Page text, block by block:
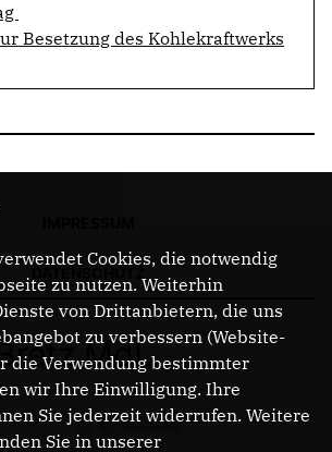
Besetzung des Kohlekraftwerks
MdL
Cookies, die notwendig
zu nutzen. Weiterhin
von Drittanbietern, die uns
zu verbessern (Website-
die Verwendung bestimmter
wir Ihre Einwilligung. Ihre
Sie jederzeit widerrufen. Weitere
Sie in unserer